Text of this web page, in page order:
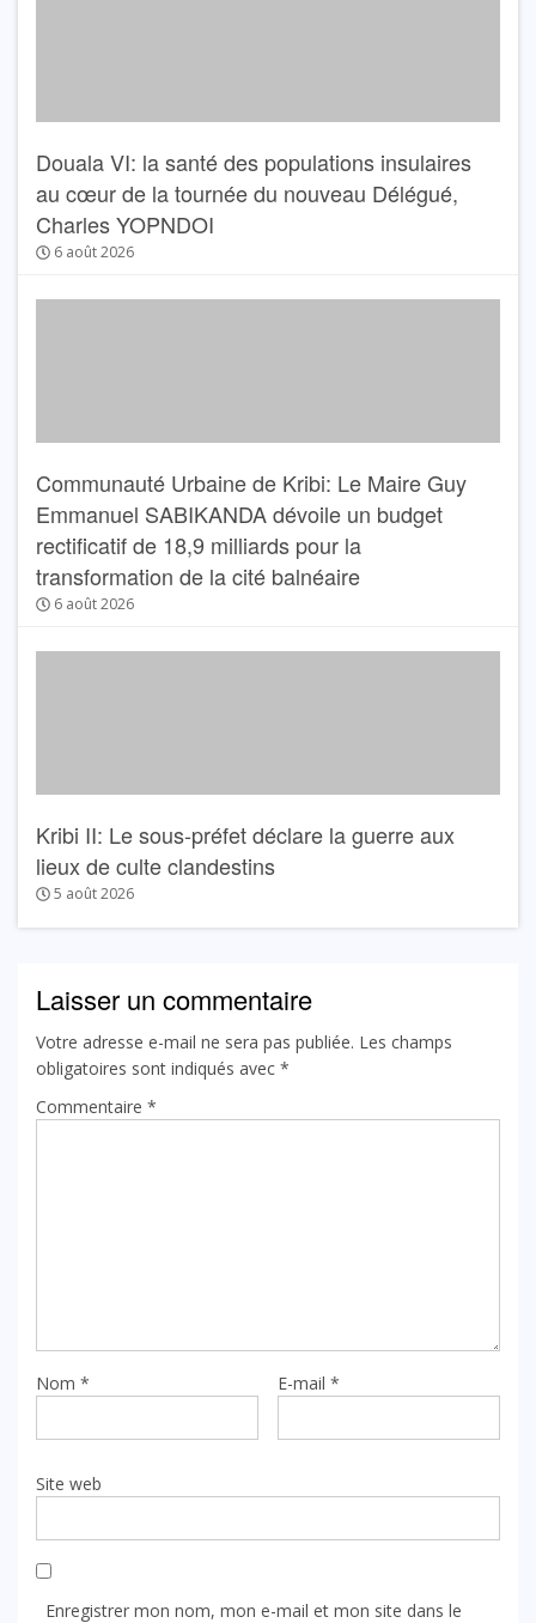
Douala VI: la santé des populations insulaires
au cœur de la tournée du nouveau Délégué,
Charles YOPNDOI
6 août 2026
Communauté Urbaine de Kribi: Le Maire Guy
Emmanuel SABIKANDA dévoile un budget
rectificatif de 18,9 milliards pour la
transformation de la cité balnéaire
6 août 2026
Kribi II: Le sous-préfet déclare la guerre aux
lieux de culte clandestins
5 août 2026
Laisser un commentaire
Votre adresse e-mail ne sera pas publiée. Les champs
obligatoires sont indiqués avec *
Commentaire *
Nom * E-mail *
Site web
Enregistrer mon nom, mon e-mail et mon site dans le